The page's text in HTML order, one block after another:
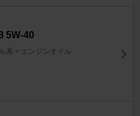
5W-40
系 > エンジンオイル